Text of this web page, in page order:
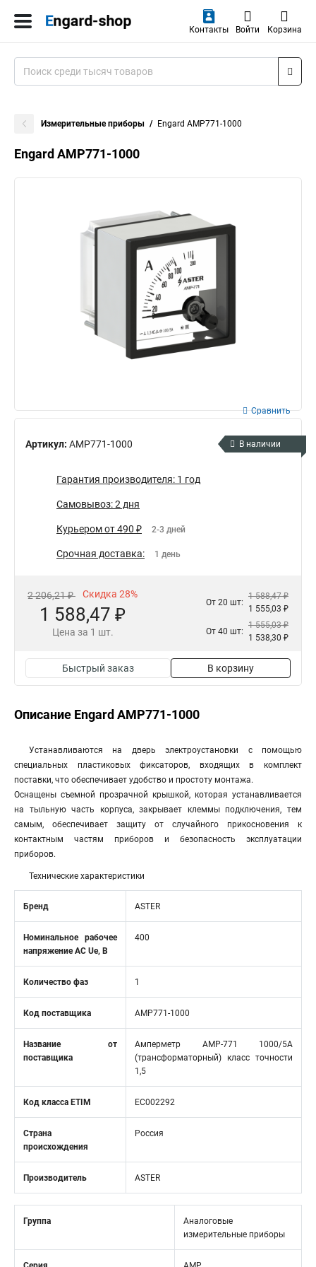
Контакты Войти Корзина
Измерительные приборы Engard AMP771-1000
Engard AMP771-1000
Артикул: AMP771-1000
Сравнить
В наличии
Гарантия производителя: 1 год
Самовывоз: 2 дня
Курьером от 490 ₽ 2-3 дней
Срочная доставка: 1 день
2 206,21 ₽ Скидка 28%
1 588,47 ₽
Цена за 1 шт.
От 20 шт:
1 588,47 ₽
1 555,03 ₽
От 40 шт:
1 555,03 ₽
1 538,30 ₽
Быстрый заказ В корзину
Описание Engard AMP771-1000
Устанавливаются на дверь электроустановки с помощью
специальных пластиковых фиксаторов, входящих в комплект
поставки, что обеспечивает удобство и простоту монтажа.
Оснащены съемной прозрачной крышкой, которая устанавливается
на тыльную часть корпуса, закрывает клеммы подключения, тем
самым, обеспечивает защиту от случайного прикосновения к
контактным частям приборов и безопасность эксплуатации
приборов.
Технические характеристики
Бренд ASTER
Номинальное рабочее
напряжение AC Ue, В
400
Количество фаз 1
Код поставщика AMP771-1000
Название от
поставщика
Амперметр AMP-771 1000/5А
(трансформаторный) класс точности
1,5
Код класса ETIM EC002292
Страна
происхождения
Россия
Производитель ASTER
Группа
Аналоговые
измерительные приборы